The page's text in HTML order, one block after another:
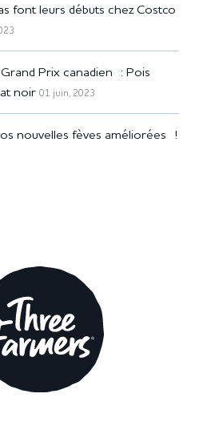
font leurs débuts chez Costco
Prix canadien : Pois
noir 01 juin, 2023
nouvelles fèves améliorées !